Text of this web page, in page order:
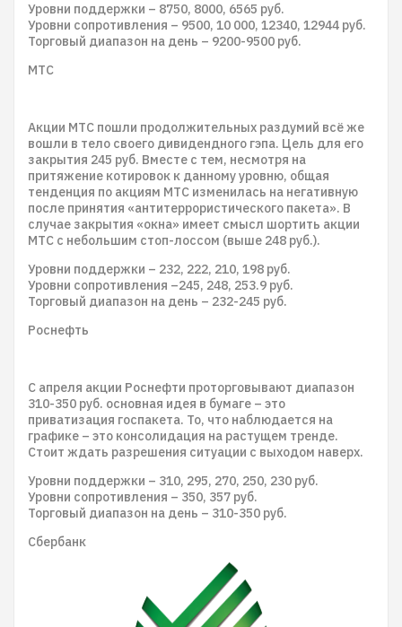
Уровни поддержки – 8750, 8000, 6565 руб.
Уровни сопротивления – 9500, 10 000, 12340, 12944 руб.
Торговый диапазон на день – 9200-9500 руб.
МТС
Акции МТС пошли продолжительных раздумий всё же
вошли в тело своего дивидендного гэпа. Цель для его
закрытия 245 руб. Вместе с тем, несмотря на
притяжение котировок к данному уровню, общая
тенденция по акциям МТС изменилась на негативную
после принятия «антитеррористического пакета». В
случае закрытия «окна» имеет смысл шортить акции
МТС с небольшим стоп-лоссом (выше 248 руб.).
Уровни поддержки – 232, 222, 210, 198 руб.
Уровни сопротивления –245, 248, 253.9 руб.
Торговый диапазон на день – 232-245 руб.
Роснефть
С апреля акции Роснефти проторговывают диапазон
310-350 руб. основная идея в бумаге – это
приватизация госпакета. То, что наблюдается на
графике – это консолидация на растущем тренде.
Стоит ждать разрешения ситуации с выходом наверх.
Уровни поддержки – 310, 295, 270, 250, 230 руб.
Уровни сопротивления – 350, 357 руб.
Торговый диапазон на день – 310-350 руб.
Сбербанк